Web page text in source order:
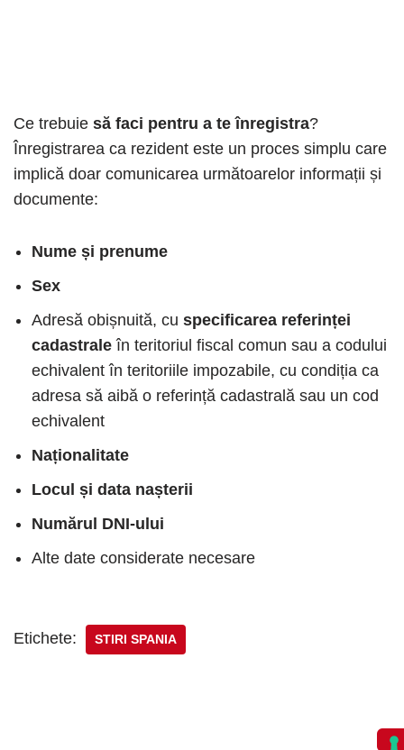
Ce trebuie să faci pentru a te înregistra?
Înregistrarea ca rezident este un proces simplu care
implică doar comunicarea următoarelor informații și
documente:
Nume și prenume
Sex
Adresă obișnuită, cu specificarea referinței
cadastrale în teritoriul fiscal comun sau a codului
echivalent în teritoriile impozabile, cu condiția ca
adresa să aibă o referință cadastrală sau un cod
echivalent
Naționalitate
Locul și data nașterii
Numărul DNI-ului
Alte date considerate necesare
Etichete: STIRI SPANIA